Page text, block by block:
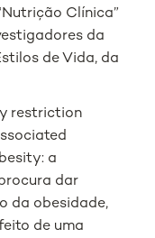
Clínica”
da
de Vida, da
restriction
a
dar
da obesidade,
de uma